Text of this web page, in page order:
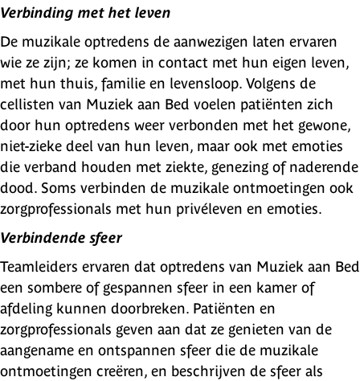
Verbinding met het leven
De muzikale optredens de aanwezigen laten ervaren
wie ze zijn; ze komen in contact met hun eigen leven,
met hun thuis, familie en levensloop. Volgens de
cellisten van Muziek aan Bed voelen patiënten zich
door hun optredens weer verbonden met het gewone,
niet-zieke deel van hun leven, maar ook met emoties
die verband houden met ziekte, genezing of naderende
dood. Soms verbinden de muzikale ontmoetingen ook
zorgprofessionals met hun privéleven en emoties.
Verbindende sfeer
Teamleiders ervaren dat optredens van Muziek aan Bed
een sombere of gespannen sfeer in een kamer of
afdeling kunnen doorbreken. Patiënten en
zorgprofessionals geven aan dat ze genieten van de
aangename en ontspannen sfeer die de muzikale
ontmoetingen creëren, en beschrijven de sfeer als